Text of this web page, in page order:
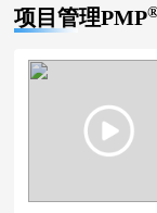
项目管理PMP